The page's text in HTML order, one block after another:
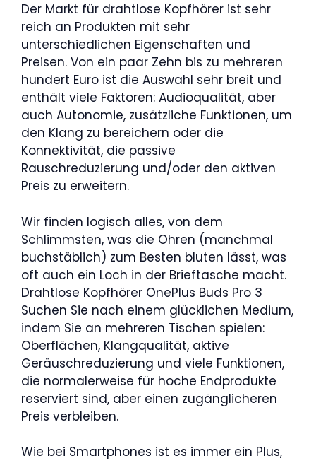
Der Markt für drahtlose Kopfhörer ist sehr
reich an Produkten mit sehr
unterschiedlichen Eigenschaften und
Preisen. Von ein paar Zehn bis zu mehreren
hundert Euro ist die Auswahl sehr breit und
enthält viele Faktoren: Audioqualität, aber
auch Autonomie, zusätzliche Funktionen, um
den Klang zu bereichern oder die
Konnektivität, die passive
Rauschreduzierung und/oder den aktiven
Preis zu erweitern.
Wir finden logisch alles, von dem
Schlimmsten, was die Ohren (manchmal
buchstäblich) zum Besten bluten lässt, was
oft auch ein Loch in der Brieftasche macht.
Drahtlose Kopfhörer OnePlus Buds Pro 3
Suchen Sie nach einem glücklichen Medium,
indem Sie an mehreren Tischen spielen:
Oberflächen, Klangqualität, aktive
Geräuschreduzierung und viele Funktionen,
die normalerweise für hoche Endprodukte
reserviert sind, aber einen zugänglicheren
Preis verbleiben.
Wie bei Smartphones ist es immer ein Plus,